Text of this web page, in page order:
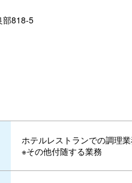
部818-5
ホテルレストランでの調理
※その他付随する業務